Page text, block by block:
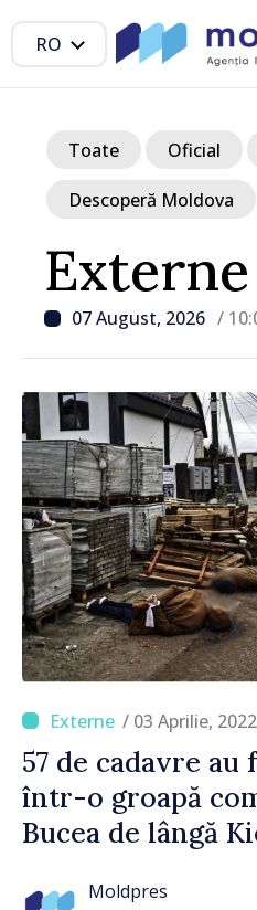
RO
Externe
07 August, 2026 /
Toate Oficial
Descoperă Moldova
/ 03 Aprilie, 2022
57 de cadavre
într-o groapă
Bucea de lângă
Moldpres